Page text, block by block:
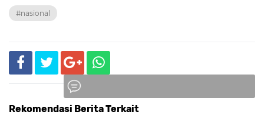
#nasional
Rekomendasi Berita Terkait